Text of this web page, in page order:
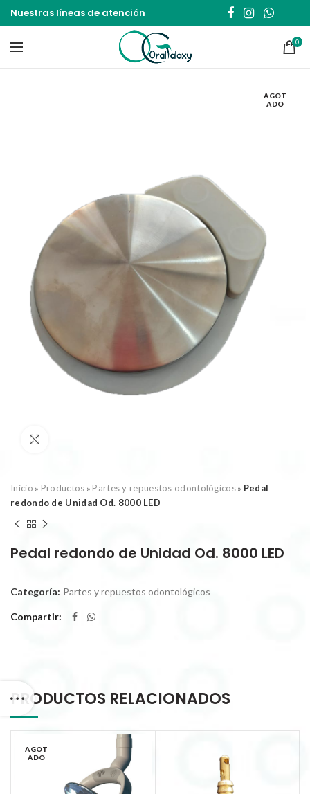
Nuestras líneas de atención
0
AGOT
ADO
Inicio » Productos » Partes y repuestos odontológicos» Pedal
redondo de Unidad Od. 8000 LED
Pedal redondo de Unidad Od. 8000 LED
Categoría: Partes y repuestos odontológicos
Compartir
PRODUCTOS RELACIONADOS
AGOT
ADO